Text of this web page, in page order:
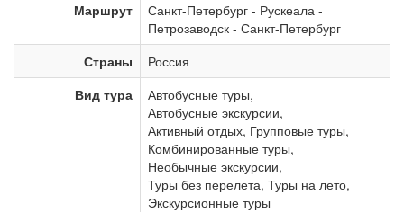
Маршрут
Санкт-Петербург - Рускеала -
Петрозаводск - Санкт-Петербург
Страны
Россия
Вид тура
Автобусные туры,
Автобусные экскурсии,
Активный отдых, Групповые туры,
Комбинированные туры,
Необычные экскурсии,
Туры без перелета, Туры на лето,
Экскурсионные туры